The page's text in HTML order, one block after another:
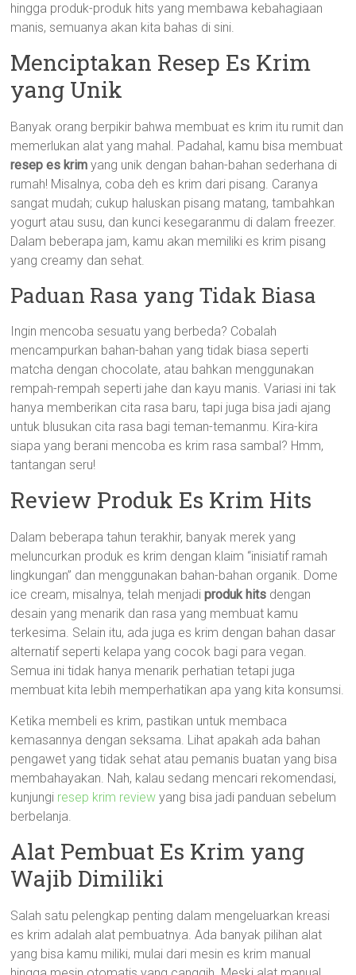
hingga produk-produk hits yang membawa kebahagiaan
manis, semuanya akan kita bahas di sini.
Menciptakan Resep Es Krim
yang Unik
Banyak orang berpikir bahwa membuat es krim itu rumit dan
memerlukan alat yang mahal. Padahal, kamu bisa membuat
resep es krim yang unik dengan bahan-bahan sederhana di
rumah! Misalnya, coba deh es krim dari pisang. Caranya
sangat mudah; cukup haluskan pisang matang, tambahkan
yogurt atau susu, dan kunci kesegaranmu di dalam freezer.
Dalam beberapa jam, kamu akan memiliki es krim pisang
yang creamy dan sehat.
Paduan Rasa yang Tidak Biasa
Ingin mencoba sesuatu yang berbeda? Cobalah
mencampurkan bahan-bahan yang tidak biasa seperti
matcha dengan chocolate, atau bahkan menggunakan
rempah-rempah seperti jahe dan kayu manis. Variasi ini tak
hanya memberikan cita rasa baru, tapi juga bisa jadi ajang
untuk blusukan cita rasa bagi teman-temanmu. Kira-kira
siapa yang berani mencoba es krim rasa sambal? Hmm,
tantangan seru!
Review Produk Es Krim Hits
Dalam beberapa tahun terakhir, banyak merek yang
meluncurkan produk es krim dengan klaim “inisiatif ramah
lingkungan” dan menggunakan bahan-bahan organik. Dome
ice cream, misalnya, telah menjadiproduk hits dengan
desain yang menarik dan rasa yang membuat kamu
terkesima. Selain itu, ada juga es krim dengan bahan dasar
alternatif seperti kelapa yang cocok bagi para vegan.
Semua ini tidak hanya menarik perhatian tetapi juga
membuat kita lebih memperhatikan apa yang kita konsumsi.
Ketika membeli es krim, pastikan untuk membaca
kemasannya dengan seksama. Lihat apakah ada bahan
pengawet yang tidak sehat atau pemanis buatan yang bisa
membahayakan. Nah, kalau sedang mencari rekomendasi,
kunjungi resep krim review yang bisa jadi panduan sebelum
berbelanja.
Alat Pembuat Es Krim yang
Wajib Dimiliki
Salah satu pelengkap penting dalam mengeluarkan kreasi
es krim adalah alat pembuatnya. Ada banyak pilihan alat
yang bisa kamu miliki, mulai dari mesin es krim manual